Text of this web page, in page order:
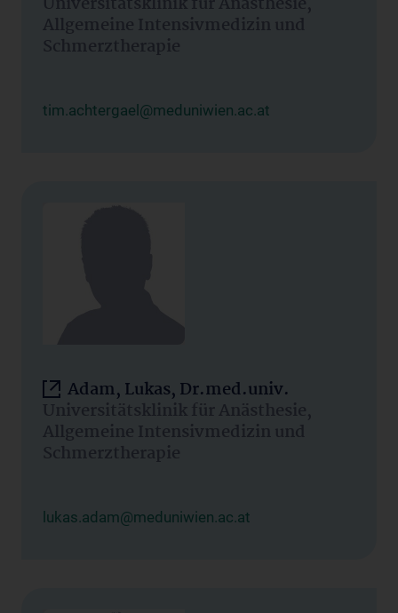
Allgemeine Intensivmedizin und
Schmerztherapie
tim.achtergael@meduniwien.ac.at
Adam, Lukas, Dr.med.univ.
Universitätsklinik für Anästhesie,
Allgemeine Intensivmedizin und
Schmerztherapie
lukas.adam@meduniwien.ac.at